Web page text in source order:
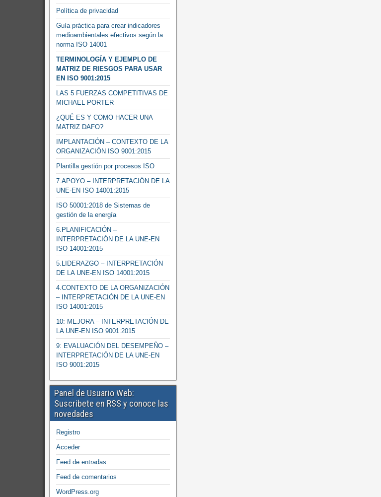
Política de privacidad
Guía práctica para crear indicadores
medioambientales efectivos según la
norma ISO 14001
TERMINOLOGÍA Y EJEMPLO DE
MATRIZ DE RIESGOS PARA USAR
EN ISO 9001:2015
LAS 5 FUERZAS COMPETITIVAS DE
MICHAEL PORTER
¿QUÉ ES Y COMO HACER UNA
MATRIZ DAFO?
IMPLANTACIÓN – CONTEXTO DE LA
ORGANIZACIÓN ISO 9001:2015
Plantilla gestión por procesos ISO
7.APOYO – INTERPRETACIÓN DE LA
UNE-EN ISO 14001:2015
ISO 50001:2018 de Sistemas de
gestión de la energía
6.PLANIFICACIÓN –
INTERPRETACIÓN DE LA UNE-EN
ISO 14001:2015
5.LIDERAZGO – INTERPRETACIÓN
DE LA UNE-EN ISO 14001:2015
4.CONTEXTO DE LA ORGANIZACIÓN
– INTERPRETACIÓN DE LA UNE-EN
ISO 14001:2015
10: MEJORA – INTERPRETACIÓN DE
LA UNE-EN ISO 9001:2015
9: EVALUACIÓN DEL DESEMPEÑO –
INTERPRETACIÓN DE LA UNE-EN
ISO 9001:2015
Panel de Usuario Web:
Suscribete en RSS y conoce las
novedades
Registro
Acceder
Feed de entradas
Feed de comentarios
WordPress.org